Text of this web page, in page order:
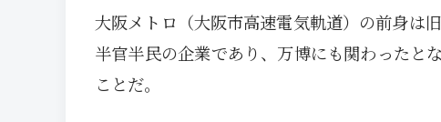
大阪メトロ（大阪市高速電気軌道）の前身は
半官半民の企業であり、万博にも関わったと
ことだ。